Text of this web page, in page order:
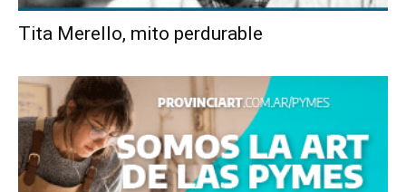
Tita Merello, mito perdurable